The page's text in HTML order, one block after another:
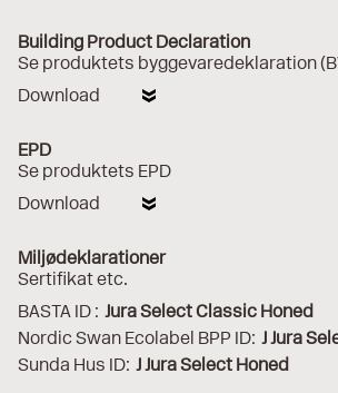
Building Product Declaration
Se produktets byggevaredeklaration
Download
EPD
Se produktets EPD
Download
Miljødeklarationer
Sertifikat etc.
BASTA ID : Jura Select Classic Honed
Nordic Swan Ecolabel BPP ID: J Jura
Sunda Hus ID: J Jura Select Honed